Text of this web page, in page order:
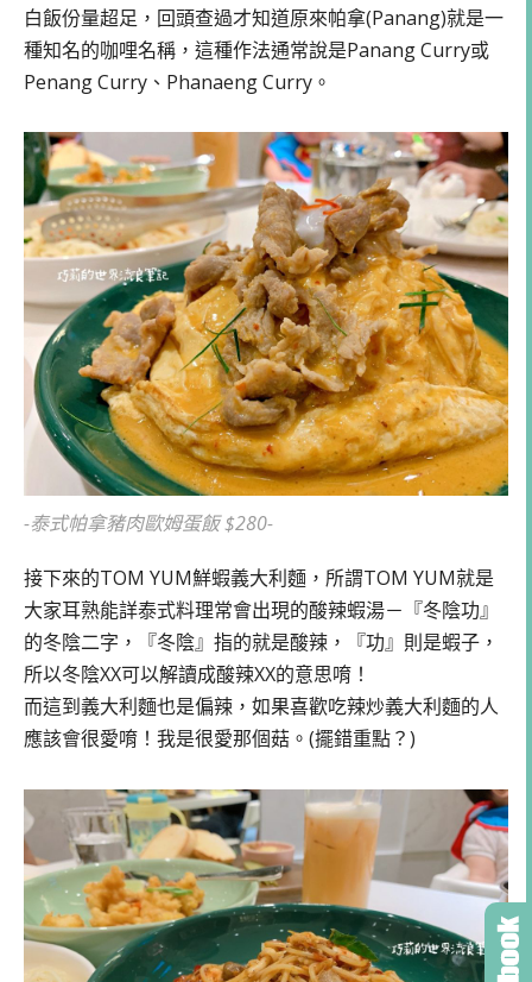
白飯份量超足，回頭查過才知道原來帕拿(Panang)就是一
種知名的咖哩名稱，這種作法通常說是Panang Curry或
Penang Curry、Phanaeng Curry。
-泰式帕拿豬肉歐姆蛋飯 $280-
接下來的TOM YUM鮮蝦義大利麵，所謂TOM YUM就是
大家耳熟能詳泰式料理常會出現的酸辣蝦湯－『冬陰功』
的冬陰二字，『冬陰』指的就是酸辣，『功』則是蝦子，
所以冬陰XX可以解讀成酸辣XX的意思唷！
而這到義大利麵也是偏辣，如果喜歡吃辣炒義大利麵的人
應該會很愛唷！我是很愛那個菇。(擺錯重點？)